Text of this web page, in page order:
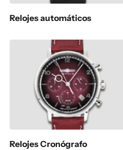
Relojes automáticos
Relojes Cronógrafo